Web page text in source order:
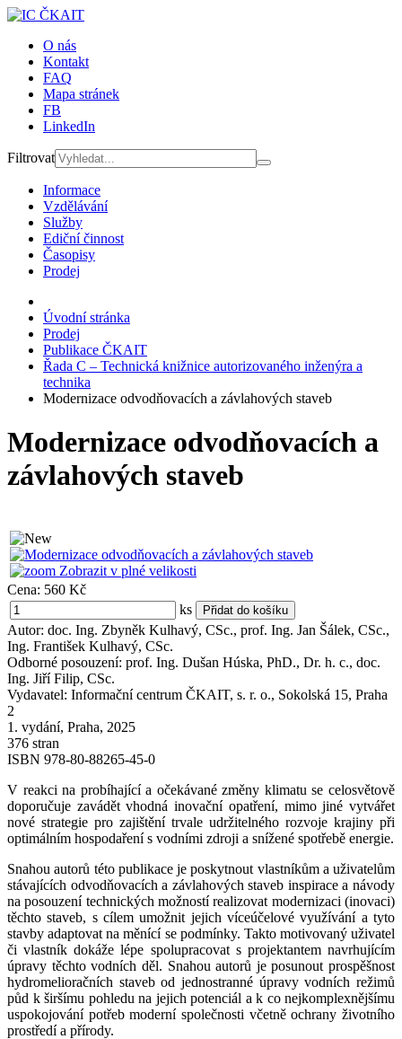
O nás
Kontakt
FAQ
Mapa stránek
FB
LinkedIn
Filtrovat
Informace
Vzdělávání
Služby
Ediční činnost
Časopisy
Prodej
Úvodní stránka
Prodej
Publikace ČKAIT
Řada C – Technická knižnice autorizovaného inženýra a
technika
Modernizace odvodňovacích a závlahových staveb
Modernizace odvodňovacích a
závlahových staveb
Zobrazit v plné velikosti
Cena: 560 Kč
ks
Autor: doc. Ing. Zbyněk Kulhavý, CSc., prof. Ing. Jan Šálek, CSc.,
Ing. František Kulhavý, CSc.
Odborné posouzení: prof. Ing. Dušan Húska, PhD., Dr. h. c., doc.
Ing. Jiří Filip, CSc.
Vydavatel: Informační centrum ČKAIT, s. r. o., Sokolská 15, Praha
2
1. vydání, Praha, 2025
376 stran
ISBN 978-80-88265-45-0
V reakci na probíhající a očekávané změny klimatu se celosvětově
doporučuje zavádět vhodná inovační opatření, mimo jiné vytvářet
nové strategie pro zajištění trvale udržitelného rozvoje krajiny při
optimálním hospodaření s vodními zdroji a snížené spotřebě energie.
Snahou autorů této publikace je poskytnout vlastníkům a uživatelům
stávajících odvodňovacích a závlahových staveb inspirace a návody
na posouzení technických možností realizovat modernizaci (inovaci)
těchto staveb, s cílem umožnit jejich víceúčelové využívání a tyto
stavby adaptovat na měnící se podmínky. Takto motivovaný uživatel
či vlastník dokáže lépe spolupracovat s projektantem navrhujícím
úpravy těchto vodních děl. Snahou autorů je posunout prospěšnost
hydromelioračních staveb od jednostranné úpravy vodních režimů
půd k širšímu pohledu na jejich potenciál a k co nejkomplexnějšímu
uspokojování potřeb moderní společnosti včetně ochrany životního
prostředí a přírody.